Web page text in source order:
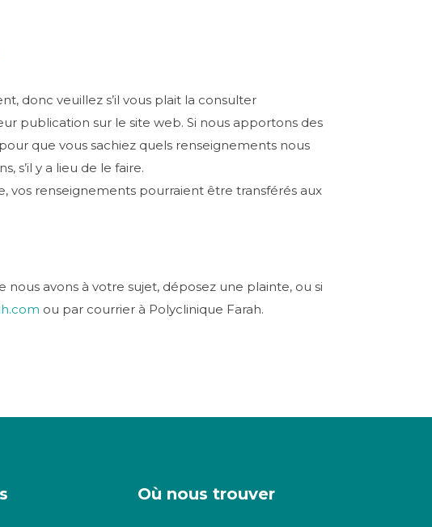
donc veuillez s’il vous plait la consulter
publication sur le site web. Si nous apportons des
que vous sachiez quels renseignements nous
s’il y a lieu de le faire.
vos renseignements pourraient être transférés aux
avons à votre sujet, déposez une plainte, ou si
ou par courrier à Polyclinique Farah.
Où nous trouver